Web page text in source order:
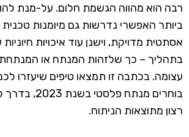
רבה הוא מהווה הגשמת חלום. על-מנת
ביותר האפשרי נדרשות גם מיומנות
אסתטית מדויקת, וישנן עוד איכויות
בתהליך – כך שלזהות המנתח או
עצומה. בכתבה זו תמצאו טיפים שיעזרו
בוחרים מנתח
רצון מתוצאות הניתוח.